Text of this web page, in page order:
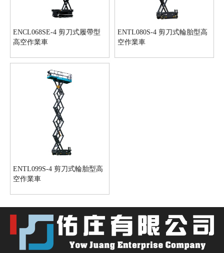
ENCL068SE-4 剪刀式履帶型
高空作業車
ENTL080S-4 剪刀式輪胎型高
空作業車
ENTL099S-4 剪刀式輪胎型高
空作業車